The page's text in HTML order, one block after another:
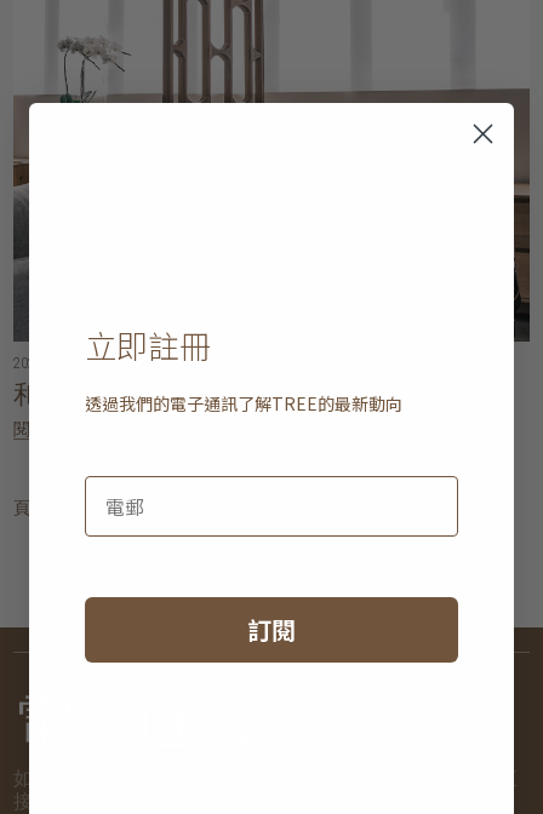
2024年02月20日• 5 分鐘閱讀
和 TREE 一同打造小巧時尚的家居
閱讀更多
頁:
電子通訊
如欲了解新到貨品和推廣活動的最新消息，讓我們將詳情直
接發送到您的電子郵箱！
立即註冊
透過我們的電子通訊了解TREE的最新動向
訂閱